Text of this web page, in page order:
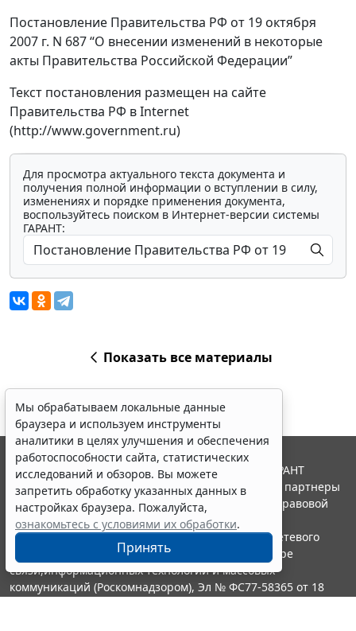
Постановление Правительства РФ от 19 октября
2007 г. N 687 “О внесении изменений в некоторые
акты Правительства Российской Федерации”
Текст постановления размещен на сайте
Правительства РФ в Internet
(http://www.government.ru)
Для просмотра актуального текста документа и
получения полной информации о вступлении в силу,
изменениях и порядке применения документа,
воспользуйтесь поиском в Интернет-версии системы
ГАРАНТ:
Показать все материалы
Мы обрабатываем локальные данные
браузера и используем инструменты
аналитики в целях улучшения и обеспечения
работоспособности сайта, статистических
исследований и обзоров. Вы можете
запретить обработку указанных данных в
настройках браузера. Пожалуйста,
ознакомьтесь с условиями их обработки.
Принять
© ООО "НПП "ГАРАНТ-СЕРВИС", 2026. Система ГАРАНТ
выпускается с 1990 года. Компания "Гарант" и ее партнеры
являются участниками Российской ассоциации правовой
информации ГАРАНТ.
Портал ГАРАНТ.РУ зарегистрирован в качестве сетевого
издания Федеральной службой по надзору в сфере
связи,информационных технологий и массовых
коммуникаций (Роскомнадзором), Эл № ФС77-58365 от 18